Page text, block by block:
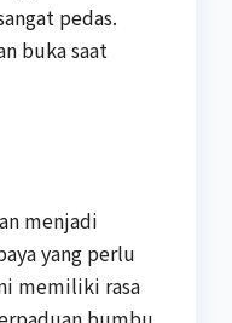
pedas.
buka saat
menjadi
yang perlu
memiliki rasa